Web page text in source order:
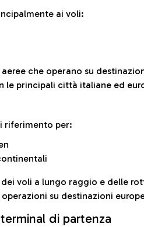
ai voli:
che operano su
le principali città italiane ed
riferimento per:
voli a lungo raggio e delle
su destinazioni
di partenza